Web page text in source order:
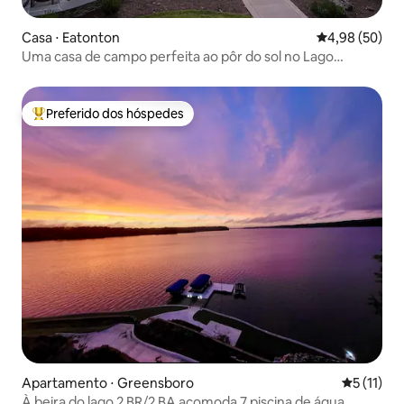
Casa ⋅ Eatonton 4,98 de uma
4,98 (50)
Uma casa de campo perfeita ao pôr do sol no Lago
Entre os melhores preferidos dos hóspedes
Preferido dos hóspedes
Apartamento ⋅ Greensboro 5 de uma
5 (11)